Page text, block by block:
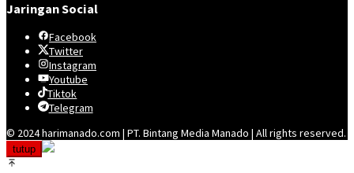
Jaringan Social
Facebook
Twitter
Instagram
Youtube
Tiktok
Telegram
© 2024 harimanado.com | PT. Bintang Media Manado | All rights reserved.
tutup